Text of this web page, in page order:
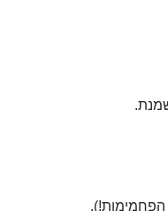
הפחמימות!).